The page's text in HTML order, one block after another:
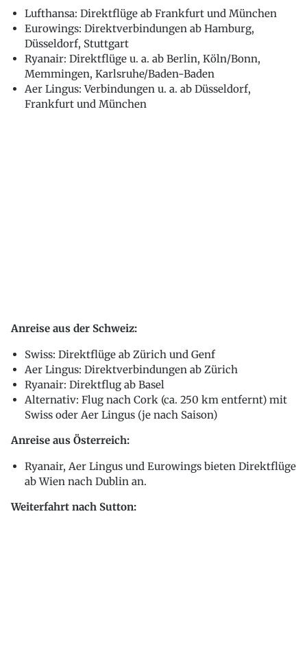
Lufthansa: Direktflüge ab Frankfurt und München
Eurowings: Direktverbindungen ab Hamburg,
Düsseldorf, Stuttgart
Ryanair: Direktflüge u. a. ab Berlin, Köln/Bonn,
Memmingen, Karlsruhe/Baden-Baden
Aer Lingus: Verbindungen u. a. ab Düsseldorf,
Frankfurt und München
Anreise aus der Schweiz:
Swiss: Direktflüge ab Zürich und Genf
Aer Lingus: Direktverbindungen ab Zürich
Ryanair: Direktflug ab Basel
Alternativ: Flug nach Cork (ca. 250 km entfernt) mit
Swiss oder Aer Lingus (je nach Saison)
Anreise aus Österreich:
Ryanair, Aer Lingus und Eurowings bieten Direktflüge
ab Wien nach Dublin an.
Weiterfahrt nach Sutton: